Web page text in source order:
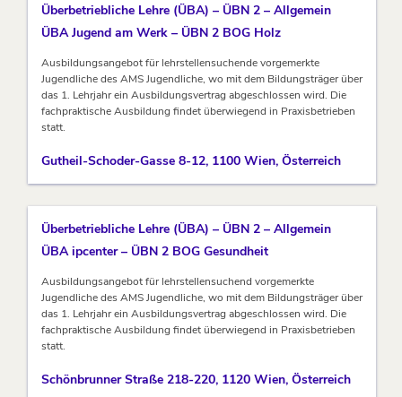
Überbetriebliche Lehre (ÜBA) – ÜBN 2 – Allgemein
ÜBA Jugend am Werk – ÜBN 2 BOG Holz
Ausbildungsangebot für lehrstellensuchende vorgemerkte
Jugendliche des AMS Jugendliche, wo mit dem Bildungsträger über
das 1. Lehrjahr ein Ausbildungsvertrag abgeschlossen wird. Die
fachpraktische Ausbildung findet überwiegend in Praxisbetrieben
statt.
Gutheil-Schoder-Gasse 8-12, 1100 Wien, Österreich
Überbetriebliche Lehre (ÜBA) – ÜBN 2 – Allgemein
ÜBA ipcenter – ÜBN 2 BOG Gesundheit
Ausbildungsangebot für lehrstellensuchend vorgemerkte
Jugendliche des AMS Jugendliche, wo mit dem Bildungsträger über
das 1. Lehrjahr ein Ausbildungsvertrag abgeschlossen wird. Die
fachpraktische Ausbildung findet überwiegend in Praxisbetrieben
statt.
Schönbrunner Straße 218-220, 1120 Wien, Österreich